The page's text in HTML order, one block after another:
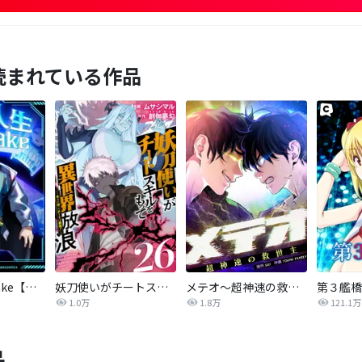
れている作品
悪役人生RE-take【タテヨミ】 妖刀使いがチートスキルをもって異世界放浪 ～生まれ持ったチートは最強！！～
1.0万
メテオ～超神速の救世主～【タテヨミ】
1.8万
第３艦
121.1万